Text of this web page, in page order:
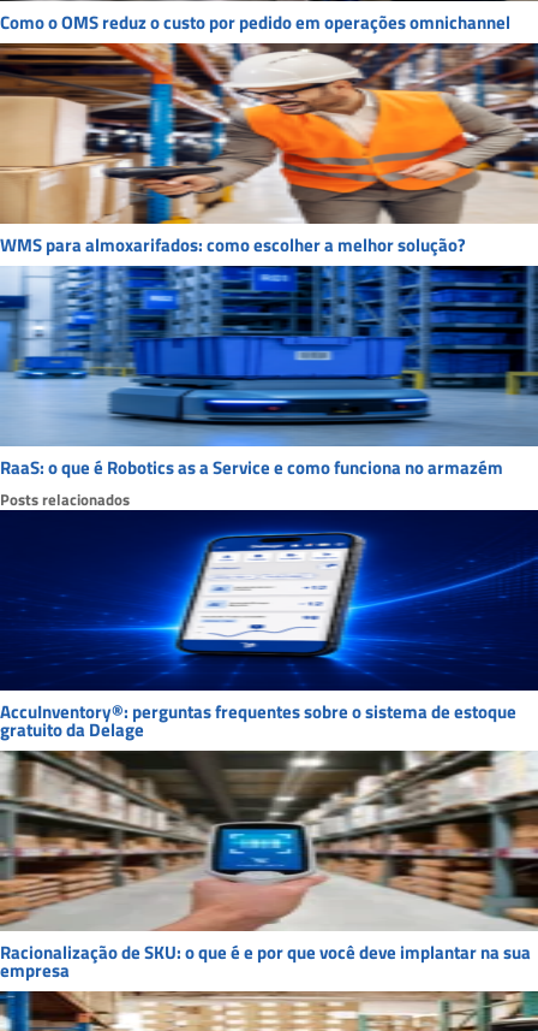
Como o OMS reduz o custo por pedido em operações omnichannel
WMS para almoxarifados: como escolher a melhor solução?
RaaS: o que é Robotics as a Service e como funciona no armazém
Posts relacionados
AccuInventory®: perguntas frequentes sobre o sistema de estoque
gratuito da Delage
Racionalização de SKU: o que é e por que você deve implantar na sua
empresa